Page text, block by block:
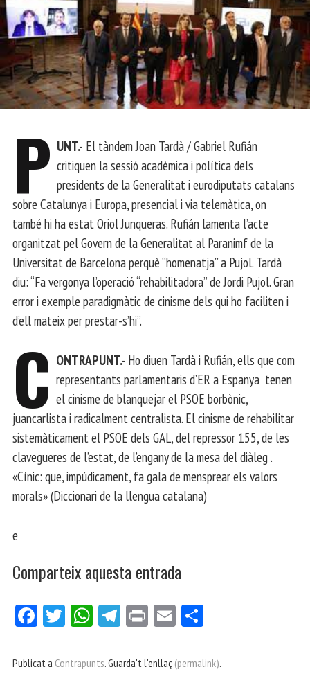
P UNT.- El tàndem Joan Tardà / Gabriel Rufián
critiquen la sessió acadèmica i política dels
presidents de la Generalitat i eurodiputats catalans
sobre Catalunya i Europa, presencial i via telemàtica, on
també hi ha estat Oriol Junqueras. Rufián lamenta l’acte
organitzat pel Govern de la Generalitat al Paranimf de la
Universitat de Barcelona perquè “homenatja” a Pujol. Tardà
diu: “Fa vergonya l’operació “rehabilitadora” de Jordi Pujol. Gran
error i exemple paradigmàtic de cinisme dels qui ho faciliten i
d’ell mateix per prestar-s’hi”.
C ONTRAPUNT.- Ho diuen Tardà i Rufián, ells que com
representants parlamentaris d’ER a Espanya tenen
el cinisme de blanquejar el PSOE borbònic,
juancarlista i radicalment centralista. El cinisme de rehabilitar
sistemàticament el PSOE dels GAL, del repressor 155, de les
clavegueres de l’estat, de l’engany de la mesa del diàleg .
«Cínic: que, impúdicament, fa gala de mensprear els valors
morals» (Diccionari de la llengua catalana)
e
Comparteix aquesta entrada
Fa
bo
Tw
er
W
ts
Te
gr
Pri E
ail pa
Publicat a Contrapunts. Guarda't l'enllaç (permalink).